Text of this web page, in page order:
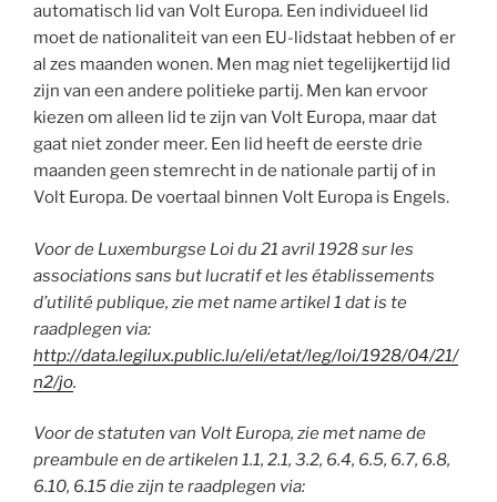
automatisch lid van Volt Europa. Een individueel lid
moet de nationaliteit van een EU-lidstaat hebben of er
al zes maanden wonen. Men mag niet tegelijkertijd lid
zijn van een andere politieke partij. Men kan ervoor
kiezen om alleen lid te zijn van Volt Europa, maar dat
gaat niet zonder meer. Een lid heeft de eerste drie
maanden geen stemrecht in de nationale partij of in
Volt Europa. De voertaal binnen Volt Europa is Engels.
Voor de Luxemburgse Loi du 21 avril 1928 sur les
associations sans but lucratif et les établissements
d’utilité publique, zie met name artikel 1 dat is te
raadplegen via:
http://data.legilux.public.lu/eli/etat/leg/loi/1928/04/21/
n2/jo.
Voor de statuten van Volt Europa, zie met name de
preambule en de artikelen 1.1, 2.1, 3.2, 6.4, 6.5, 6.7, 6.8,
6.10, 6.15 die zijn te raadplegen via: